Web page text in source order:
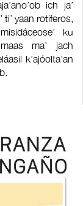
ich ja’
ti’ yaan rotíferos,
ku
ma’ jach
k’ajóolta’an